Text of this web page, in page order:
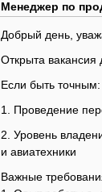
Менеджер по
Добрый день,
Открыта
Если быть точным:
1. Проведение
2. Уровень
и авиатехники
Важные